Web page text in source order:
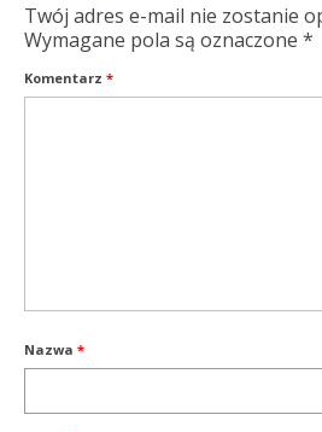
Twój adres e-mail nie zostanie
Wymagane pola są oznaczone *
Komentarz *
Nazwa *